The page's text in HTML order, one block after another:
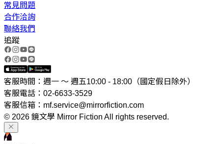
常見問題
合作洽詢
聯絡我們
追蹤
客服時間：週一 ～ 週五10:00 - 18:00（國定假日除外）
客服電話：02-6633-3529
客服信箱：mf.service@mirrorfiction.com
© 2026 鏡文學 Mirror Fiction All rights reserved.